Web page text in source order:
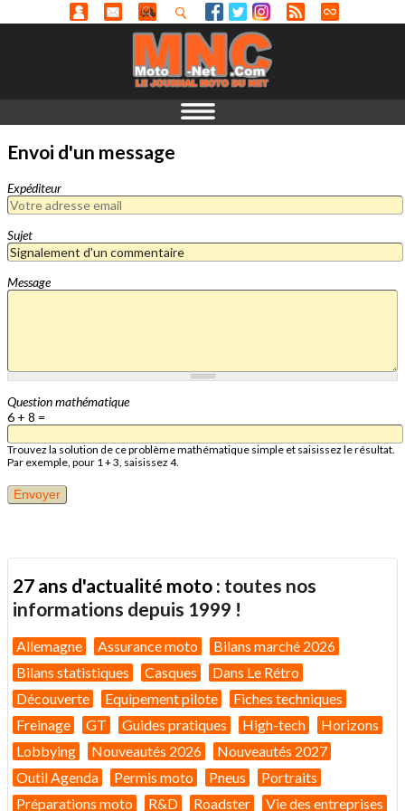
Envoi d'un message
Expéditeur
Sujet
Message
Question mathématique
6 + 8 =
Trouvez la solution de ce problème mathématique simple et saisissez le résultat.
Par exemple, pour 1 + 3, saisissez 4.
27 ans d'actualité moto : toutes nos
informations depuis 1999 !
Allemagne Assurance moto
Bilans marché 2026
Bilans statistiques
Casques
Dans Le Rétro
Découverte
Equipement pilote
Fiches techniques
Freinage
GT Guides pratiques High-tech
Horizons
Lobbying
Nouveautés 2026
Nouveautés 2027
Outil Agenda
Permis moto Pneus
Portraits
Préparations moto
R&D Roadster Vie des entreprises